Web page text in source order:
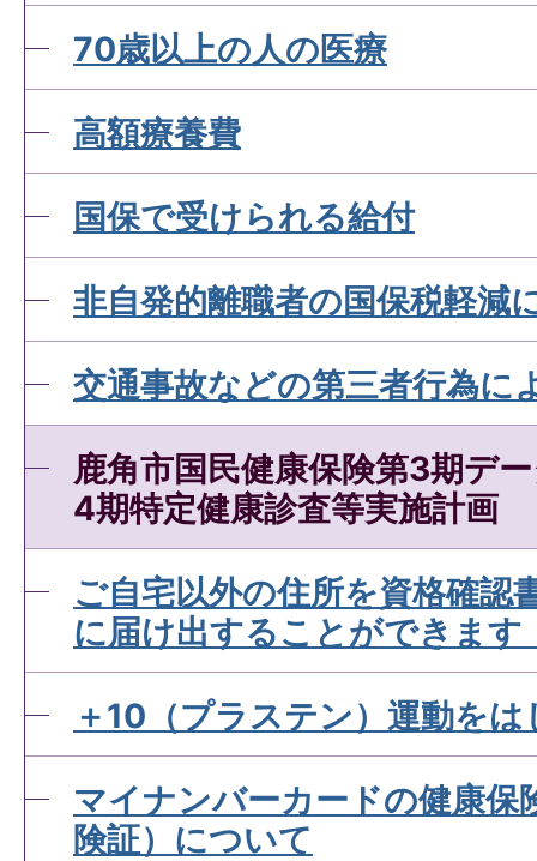
70歳以上の人の医療
高額療養費
国保で受けられる給付
非自発的離職者の国保税軽減
交通事故などの第三者行為に
鹿角市国民健康保険第3期デ
4期特定健康診査等実施計画
ご自宅以外の住所を資格確認
に届け出することができます
＋10（プラステン）運動を
マイナンバーカードの健康保
険証）について